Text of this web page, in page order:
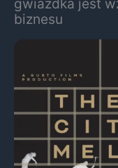
biznesu